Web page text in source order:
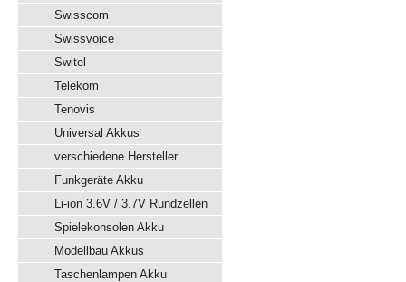
Swisscom
Swissvoice
Switel
Telekom
Tenovis
Universal Akkus
verschiedene Hersteller
Funkgeräte Akku
Li-ion 3.6V / 3.7V Rundzellen
Spielekonsolen Akku
Modellbau Akkus
Taschenlampen Akku